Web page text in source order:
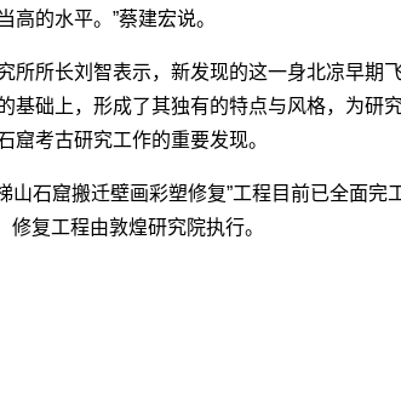
的水平。”蔡建宏说。
所长刘智表示，新发现的这一身北凉早期
基础上，形成了其独有的特点与风格，为研
窟考古研究工作的重要发现。
石窟搬迁壁画彩塑修复”工程目前已全面完
复工程由敦煌研究院执行。